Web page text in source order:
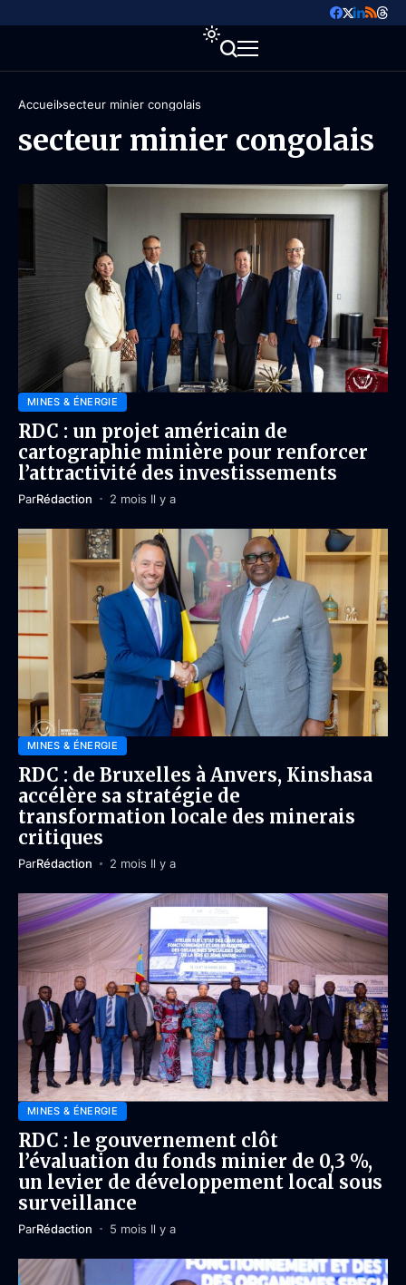
Accueil secteur minier congolais
secteur minier congolais
MINES & ÉNERGIE
RDC : un projet américain de
cartographie minière pour renforcer
l’attractivité des investissements
ParRédaction 2 mois Il y a
MINES & ÉNERGIE
RDC : de Bruxelles à Anvers, Kinshasa
accélère sa stratégie de
transformation locale des minerais
critiques
ParRédaction 2 mois Il y a
MINES & ÉNERGIE
RDC : le gouvernement clôt
l’évaluation du fonds minier de 0,3 %,
un levier de développement local sous
surveillance
ParRédaction 5 mois Il y a